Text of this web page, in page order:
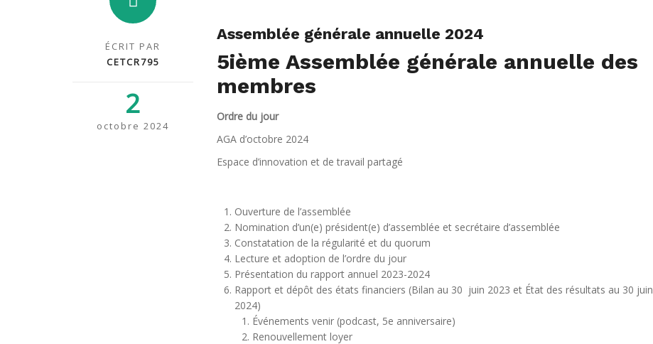
ÉCRIT PAR
CETCR795
2
octobre 2024
Assemblée générale annuelle 2024
5ième Assemblée générale annuelle des
membres
Ordre du jour
AGA d’octobre 2024
Espace d’innovation et de travail partagé
Ouverture de l’assemblée
Nomination d’un(e) président(e) d’assemblée et secrétaire d’assemblée
Constatation de la régularité et du quorum
Lecture et adoption de l’ordre du jour
Présentation du rapport annuel 2023-2024
Rapport et dépôt des états financiers (Bilan au 30 juin 2023 et État des résultats au 30 juin
2024)
Événements venir (podcast, 5e anniversaire)
Renouvellement loyer